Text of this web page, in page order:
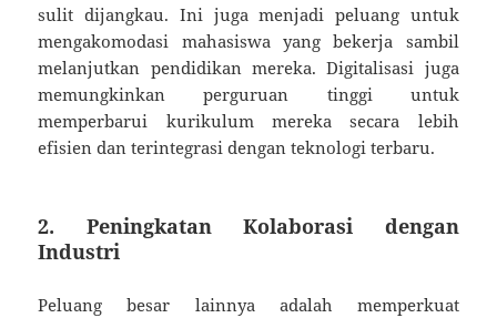
sulit dijangkau. Ini juga menjadi peluang untuk
mengakomodasi mahasiswa yang bekerja sambil
melanjutkan pendidikan mereka. Digitalisasi juga
memungkinkan perguruan tinggi untuk
memperbarui kurikulum mereka secara lebih
efisien dan terintegrasi dengan teknologi terbaru.
2. Peningkatan Kolaborasi dengan
Industri
Peluang besar lainnya adalah memperkuat